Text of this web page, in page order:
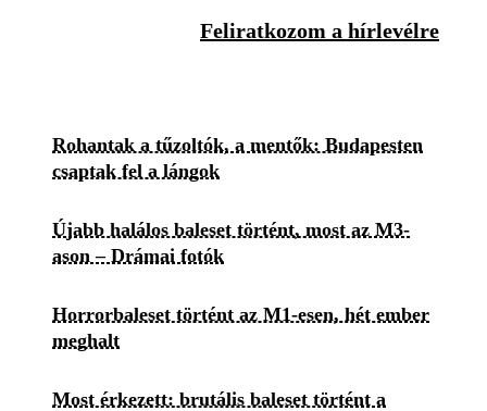
Feliratkozom a hírlevélre
Rohantak a tűzoltók, a mentők: Budapesten
csaptak fel a lángok
Újabb halálos baleset történt, most az M3-
ason – Drámai fotók
Horrorbaleset történt az M1-esen, hét ember
meghalt
Most érkezett: brutális baleset történt a